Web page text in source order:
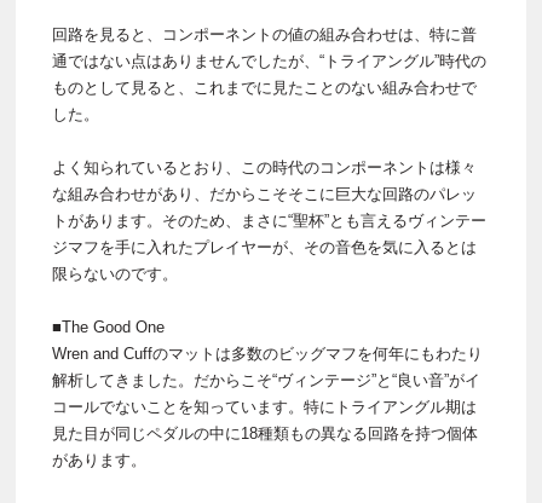
回路を見ると、コンポーネントの値の組み合わせは、特に普
通ではない点はありませんでしたが、“トライアングル”時代の
ものとして見ると、これまでに見たことのない組み合わせで
した。
よく知られているとおり、この時代のコンポーネントは様々
な組み合わせがあり、だからこそそこに巨大な回路のパレッ
トがあります。そのため、まさに“聖杯”とも言えるヴィンテー
ジマフを手に入れたプレイヤーが、その音色を気に入るとは
限らないのです。
■The Good One
Wren and Cuffのマットは多数のビッグマフを何年にもわたり
解析してきました。だからこそ“ヴィンテージ”と“良い音”がイ
コールでないことを知っています。特にトライアングル期は
見た目が同じペダルの中に18種類もの異なる回路を持つ個体
があります。